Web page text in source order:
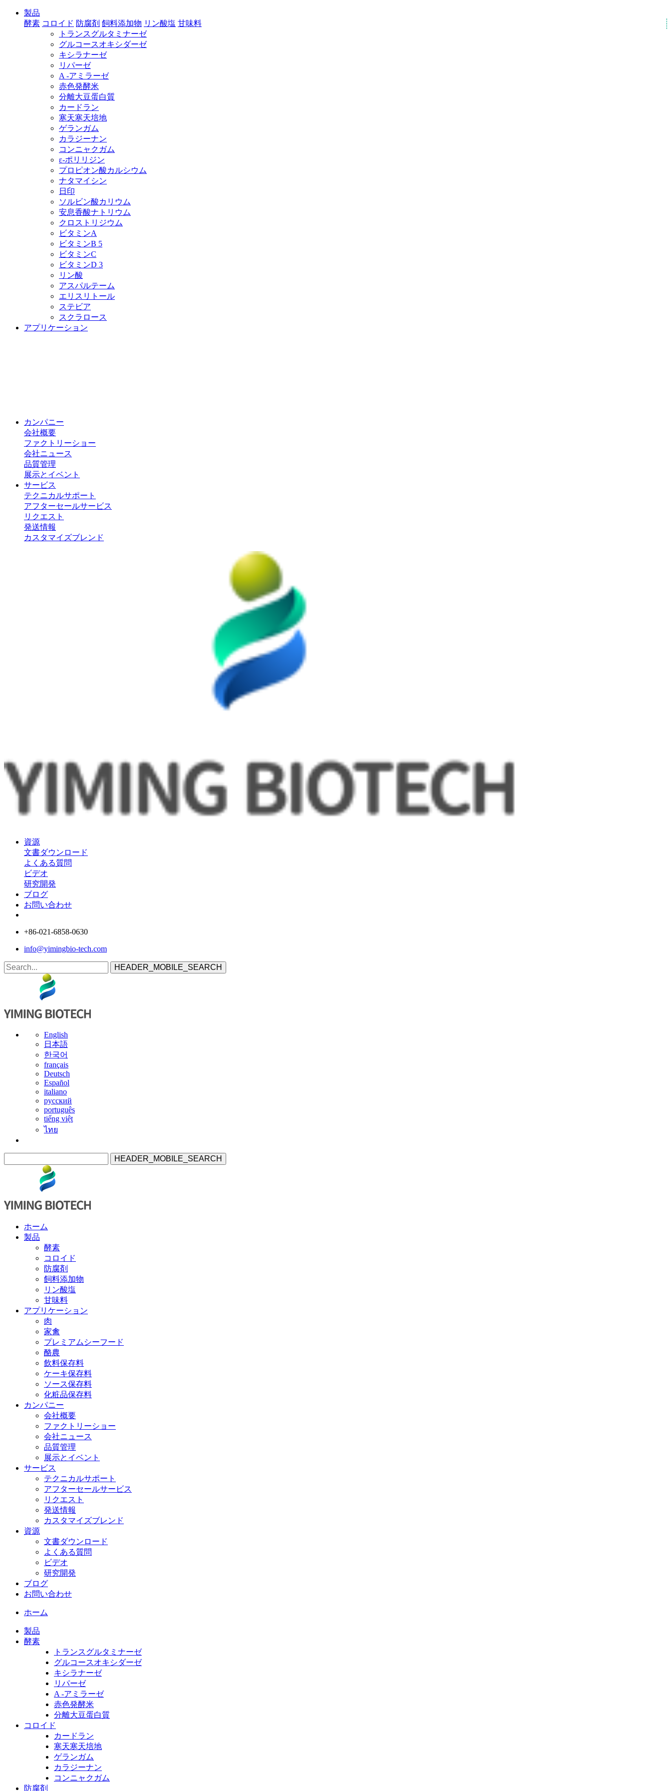
製品
酵素 コロイド 防腐剤 飼料添加物 リン酸塩 甘味料
トランスグルタミナーゼ
グルコースオキシダーゼ
キシラナーゼ
リパーゼ
A -アミラーゼ
赤色発酵米
分離大豆蛋白質
カードラン
寒天寒天培地
ゲランガム
カラジーナン
コンニャクガム
ε‐ポリリジン
プロピオン酸カルシウム
ナタマイシン
日印
ソルビン酸カリウム
安息香酸ナトリウム
クロストリジウム
ビタミンA
ビタミンB 5
ビタミンC
ビタミンD 3
リン酸
アスパルテーム
エリスリトール
ステビア
スクラロース
アプリケーション
カンパニー
会社概要
ファクトリーショー
会社ニュース
品質管理
展示とイベント
サービス
テクニカルサポート
アフターセールサービス
リクエスト
発送情報
カスタマイズブレンド
資源
文書ダウンロード
よくある質問
ビデオ
研究開発
ブログ
お問い合わせ
+86-021-6858-0630
info@yimingbio-tech.com
HEADER_MOBILE_SEARCH
English
日本語
한국어
français
Deutsch
Español
italiano
русский
português
tiếng việt
ไทย
HEADER_MOBILE_SEARCH
ホーム
製品
酵素
コロイド
防腐剤
飼料添加物
リン酸塩
甘味料
アプリケーション
肉
家禽
プレミアムシーフード
酪農
飲料保存料
ケーキ保存料
ソース保存料
化粧品保存料
カンパニー
会社概要
ファクトリーショー
会社ニュース
品質管理
展示とイベント
サービス
テクニカルサポート
アフターセールサービス
リクエスト
発送情報
カスタマイズブレンド
資源
文書ダウンロード
よくある質問
ビデオ
研究開発
ブログ
お問い合わせ
ホーム
製品
酵素
トランスグルタミナーゼ
グルコースオキシダーゼ
キシラナーゼ
リパーゼ
A -アミラーゼ
赤色発酵米
分離大豆蛋白質
コロイド
カードラン
寒天寒天培地
ゲランガム
カラジーナン
コンニャクガム
防腐剤